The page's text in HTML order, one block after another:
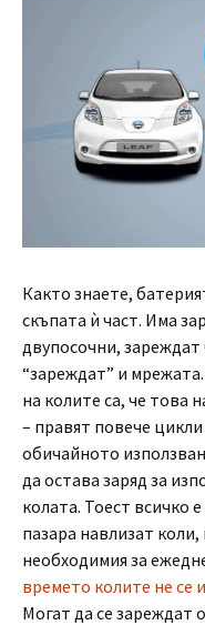
Както знаете,
скъпата ѝ част. Има
двупосочни,
“зареждат” и
на колите са, че това
– правят повече
обичайното
да остава заряд за
колата. Тоест всичко
пазара навлизат
необходимия за
времето колите не се
Могат да се зареждат